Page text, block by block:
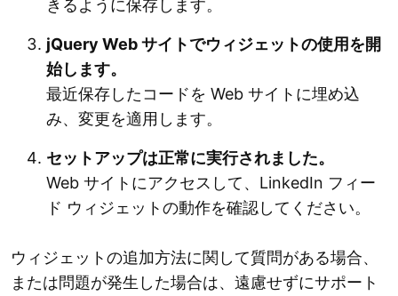
きるように保存します。
jQuery Web サイトでウィジェットの使用を開
始します。
最近保存したコードを Web サイトに埋め込
み、変更を適用します。
セットアップは正常に実行されました。
Web サイトにアクセスして、LinkedIn フィー
ド ウィジェットの動作を確認してください。
ウィジェットの追加方法に関して質問がある場合、
または問題が発生した場合は、遠慮せずにサポート